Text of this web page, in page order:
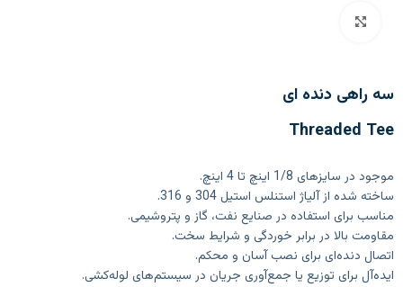
سه راهی دنده ای
Threaded Tee
موجود در سایزهای 1/8 اینچ تا 4 اینچ.
ساخته شده از آلیاژ استنلس استیل 304 و 316.
مناسب برای استفاده در صنایع نفت، گاز و پتروشیمی.
مقاومت بالا در برابر خوردگی و شرایط سخت.
اتصال دنده‌ای برای نصب آسان و محکم.
ایده‌آل برای توزیع یا جمع‌آوری جریان در سیستم‌های لوله‌کشی.